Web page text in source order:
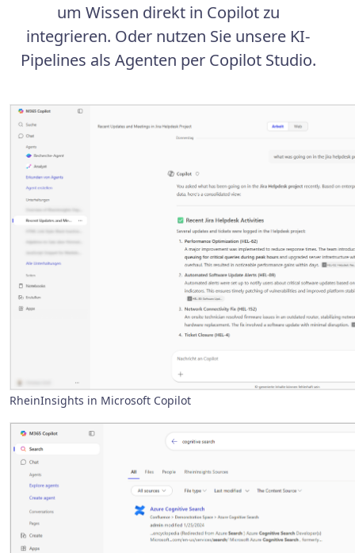
um Wissen direkt in Copilot zu
integrieren. Oder nutzen Sie unsere KI-
Pipelines als Agenten per Copilot Studio.
RheinInsights in Microsoft Copilot